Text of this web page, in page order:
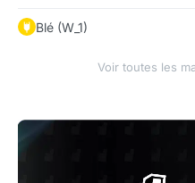
Blé (W_1)
Voir toutes les